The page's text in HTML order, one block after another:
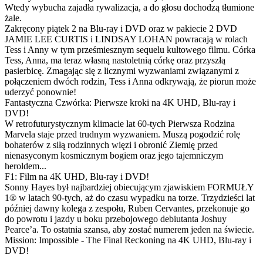
Wtedy wybucha zajadła rywalizacja, a do głosu dochodzą tłumione
żale.
Zakręcony piątek 2 na Blu-ray i DVD oraz w pakiecie 2 DVD
JAMIE LEE CURTIS i LINDSAY LOHAN powracają w rolach
Tess i Anny w tym prześmiesznym sequelu kultowego filmu. Córka
Tess, Anna, ma teraz własną nastoletnią córkę oraz przyszłą
pasierbicę. Zmagając się z licznymi wyzwaniami związanymi z
połączeniem dwóch rodzin, Tess i Anna odkrywają, że piorun może
uderzyć ponownie!
Fantastyczna Czwórka: Pierwsze kroki na 4K UHD, Blu-ray i
DVD!
W retrofuturystycznym klimacie lat 60-tych Pierwsza Rodzina
Marvela staje przed trudnym wyzwaniem. Muszą pogodzić rolę
bohaterów z siłą rodzinnych więzi i obronić Ziemię przed
nienasyconym kosmicznym bogiem oraz jego tajemniczym
heroldem...
F1: Film na 4K UHD, Blu-ray i DVD!
Sonny Hayes był najbardziej obiecującym zjawiskiem FORMUŁY
1® w latach 90-tych, aż do czasu wypadku na torze. Trzydzieści lat
później dawny kolega z zespołu, Ruben Cervantes, przekonuje go
do powrotu i jazdy u boku przebojowego debiutanta Joshuy
Pearce’a. To ostatnia szansa, aby zostać numerem jeden na świecie.
Mission: Impossible - The Final Reckoning na 4K UHD, Blu-ray i
DVD!